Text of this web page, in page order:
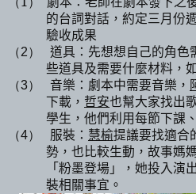
的台詞對話，約定三月份
驗收成果
（2）
道具：先想想自己的角色
些道具及需要什麼材料，
（3） 音樂：劇本中需要音樂，
下載， 哲安也幫大家找出
學生，他們利用每節下課
（4） 服裝： 慧榆提議要找適合
勢，也比較生動，故事媽
「粉墨登場」，她投入演
裝相關事宜。